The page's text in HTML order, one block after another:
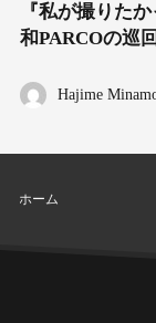
『私が撮りた
和PARCOの巡
Hajime
ホーム